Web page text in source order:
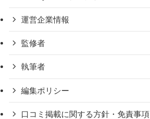
運営企業情報
監修者
執筆者
編集ポリシー
口コミ掲載に関する方針・免責事項